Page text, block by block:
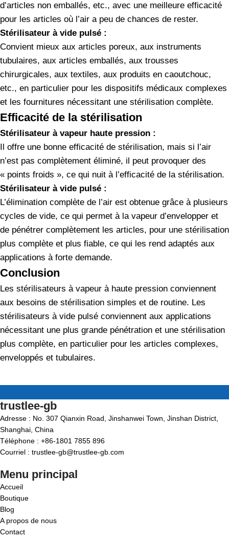
d’articles non emballés, etc., avec une meilleure efficacité
pour les articles où l’air a peu de chances de rester.
Stérilisateur à vide pulsé :
Convient mieux aux articles poreux, aux instruments
tubulaires, aux articles emballés, aux trousses
chirurgicales, aux textiles, aux produits en caoutchouc,
etc., en particulier pour les dispositifs médicaux complexes
et les fournitures nécessitant une stérilisation complète.
Efficacité de la stérilisation
Stérilisateur à vapeur haute pression :
Il offre une bonne efficacité de stérilisation, mais si l’air
n’est pas complètement éliminé, il peut provoquer des
« points froids », ce qui nuit à l’efficacité de la stérilisation.
Stérilisateur à vide pulsé :
L’élimination complète de l’air est obtenue grâce à plusieurs
cycles de vide, ce qui permet à la vapeur d’envelopper et
de pénétrer complètement les articles, pour une stérilisation
plus complète et plus fiable, ce qui les rend adaptés aux
applications à forte demande.
Conclusion
Les stérilisateurs à vapeur à haute pression conviennent
aux besoins de stérilisation simples et de routine. Les
stérilisateurs à vide pulsé conviennent aux applications
nécessitant une plus grande pénétration et une stérilisation
plus complète, en particulier pour les articles complexes,
enveloppés et tubulaires.
trustlee-gb
Adresse : No. 307 Qianxin Road, Jinshanwei Town, Jinshan District,
Shanghai, China
Téléphone : +86-1801 7855 896
Courriel : trustlee-gb@trustlee-gb.com
Menu principal
Accueil
Boutique
Blog
A propos de nous
Contact